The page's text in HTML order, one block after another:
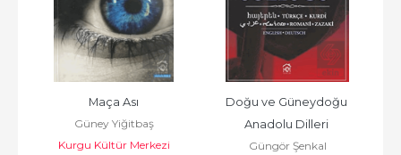
Maça Ası
Güney Yiğitbaş
Kurgu Kültür Merkezi
Doğu ve Güneydoğu
Anadolu Dilleri
Karşılaştırmalı Sözlüğü
Güngör Şenkal